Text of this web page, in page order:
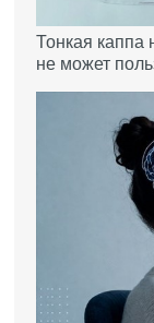
Тонкая каппа
не может